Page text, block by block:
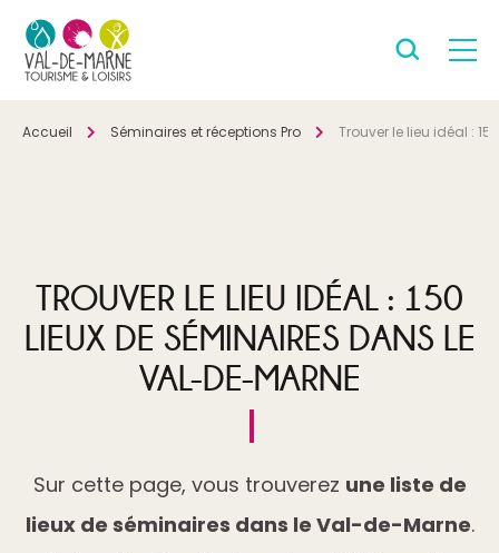
Accueil Séminaires et réceptions Pro Trouver le lieu idéal :
TROUVER LE LIEU IDÉAL : 150
LIEUX DE SÉMINAIRES DANS LE
VAL-DE-MARNE
Sur cette page, vous trouverez une liste de
lieux de séminaires dans le Val-de-Marne.